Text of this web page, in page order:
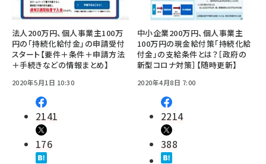
法人200万円、個人事業主100万
円の「持続化給付金」の申請受付
スタート【要件＋条件＋申請方法
＋手続きなどの情報まとめ】
2020年5月1日 10:30
2141
176
中小企業200万円、個人事業主
100万円の現金給付策「持続化給
付金」の支給条件とは？［政府の
新型コロナ対策］【随時更新】
2020年4月8日 7:00
2214
388